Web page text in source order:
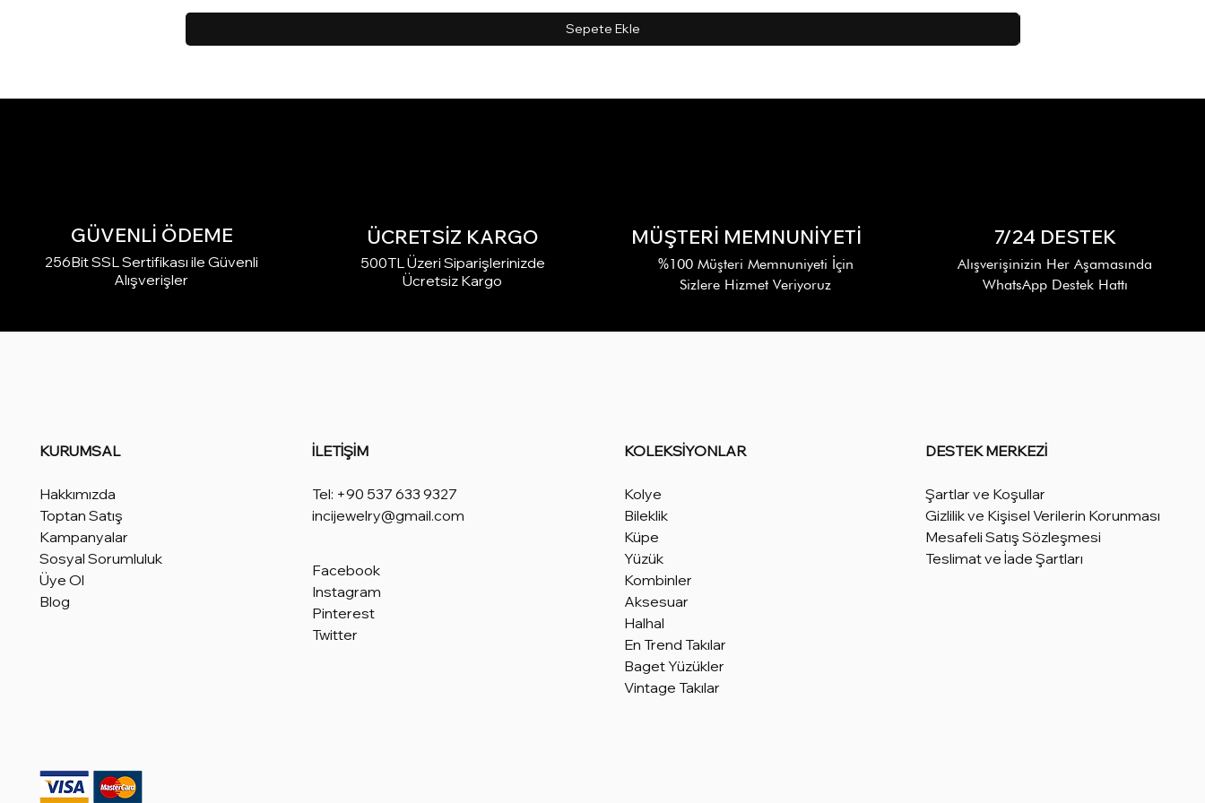
Sepete Ekle
GÜVENLİ ÖDEME
256Bit SSL Sertifikası ile Güvenli
Alışverişler
ÜCRETSİZ KARGO
500TL Üzeri Siparişlerinizde
Ücretsiz Kargo
MÜŞTERİ MEMNUNİYETİ
%100 Müşteri Memnuniyeti İçin
Sizlere Hizmet Veriyoruz
7/24 DESTEK
Alışverişinizin Her Aşamasında
WhatsApp Destek Hattı
KURUMSAL
Hakkımızda
Toptan Satış
Kampanyalar
Sosyal Sorumluluk
Üye Ol
Blog
İLETİŞİM
Tel: +90 537 633 9327
incijewelry@gmail.com
Facebook
Instagram
Pinterest
Twitter
KOLEKSİYONLAR
Kolye
Bileklik
Küpe
Yüzük
Kombinler
Aksesuar
Halhal
En Trend Takılar
Baget Yüzükler
Vintage Takılar
DESTEK MERKEZİ
Şartlar ve Koşullar
Gizlilik ve Kişisel Verilerin Korunması
Mesafeli Satış Sözleşmesi
Teslimat ve İade Şartları